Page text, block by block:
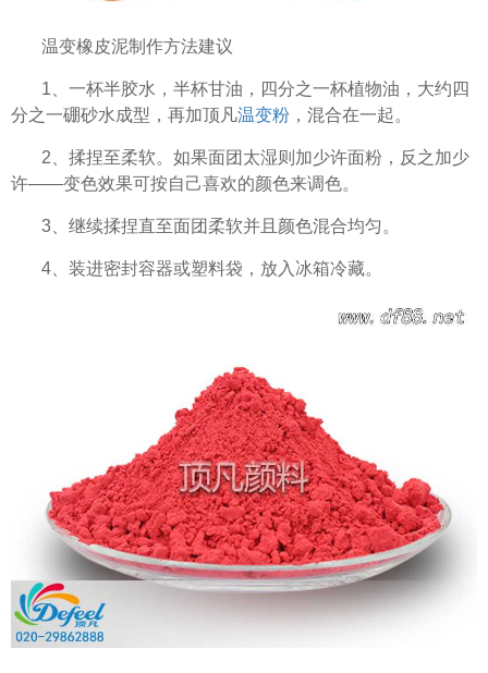
温变橡皮泥制作方法建议
1、一杯半胶水，半杯甘油，四分之一杯植物油，大约四
分之一硼砂水成型，再加顶凡温变粉 ，混合在一起。
2、揉捏至柔软。如果面团太湿则加少许面粉，反之加少
许——变色效果可按自己喜欢的颜色来调色。
3、继续揉捏直至面团柔软并且颜色混合均匀。
4、装进密封容器或塑料袋，放入冰箱冷藏。
温变粉可以做防伪标签、温变防伪吗...
温变粉适合做热变还是冷变？